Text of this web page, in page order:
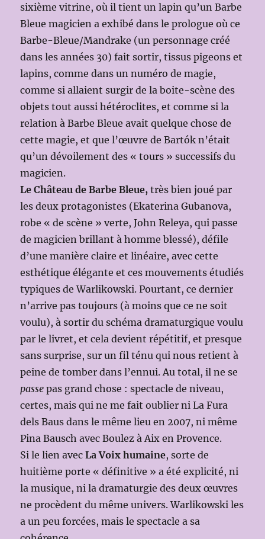
sixième vitrine, où il tient un lapin qu’un Barbe
Bleue magicien a exhibé dans le prologue où ce
Barbe-Bleue/Mandrake (un personnage créé
dans les années 30) fait sortir, tissus pigeons et
lapins, comme dans un numéro de magie,
comme si allaient surgir de la boite-scène des
objets tout aussi hétéroclites, et comme si la
relation à Barbe Bleue avait quelque chose de
cette magie, et que l’œuvre de Bartók n’était
qu’un dévoilement des « tours » successifs du
magicien.
Le Château de Barbe Bleue,très bien joué par
les deux protagonistes (Ekaterina Gubanova,
robe « de scène » verte, John Releya, qui passe
de magicien brillant à homme blessé), défile
d’une manière claire et linéaire, avec cette
esthétique élégante et ces mouvements étudiés
typiques de Warlikowski. Pourtant, ce dernier
n’arrive pas toujours (à moins que ce ne soit
voulu), à sortir du schéma dramaturgique voulu
par le livret, et cela devient répétitif, et presque
sans surprise, sur un fil ténu qui nous retient à
peine de tomber dans l’ennui. Au total, il ne se
passe pas grand chose : spectacle de niveau,
certes, mais qui ne me fait oublier ni La Fura
dels Baus dans le même lieu en 2007, ni même
Pina Bausch avec Boulez à Aix en Provence.
Si le lien avecLa Voix humaine, sorte de
huitième porte « définitive » a été explicité, ni
la musique, ni la dramaturgie des deux œuvres
ne procèdent du même univers. Warlikowski les
a un peu forcées, mais le spectacle a sa